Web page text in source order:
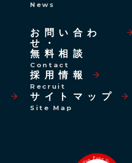
News
お問い合わ
せ・
無料相談
Contact
採用情報
Recruit
サイトマップ
Site Map
geTop Pa